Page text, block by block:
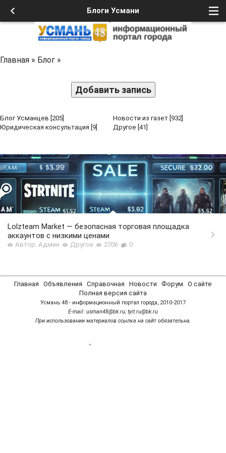
Блоги Усмани
Главная » Блог »
Добавить запись
Блог Усманцев [205] Новости из газет [932]
Юридическая консультация [9] Другое [41]
Lolzteam Market — безопасная торговая площадка
аккаунтов с низкими ценами
Автор: Админ Другое 2706 0
Главная Объявления Справочная Новости Форум
О сайте
Полная версия сайта
Усмань 48 - информационный портал города, 2010-2017
Е-mail: usman48@bk.ru; tyit.ru@bk.ru
При использовании материалов ссылка на сайт обязательна.
'